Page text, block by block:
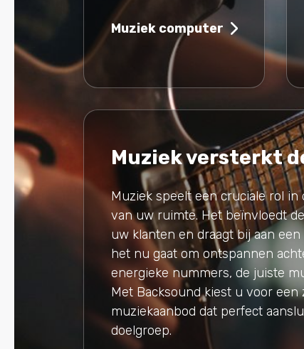
Muziek computer
Muziek versterkt
Muziek speelt een cruciale rol in
van uw ruimte. Het beïnvloedt
uw klanten en draagt bij aan
het nu gaat om ontspannen
energieke nummers, de juiste
Met Backsound kiest u voor een
muziekaanbod dat perfect
doelgroep.